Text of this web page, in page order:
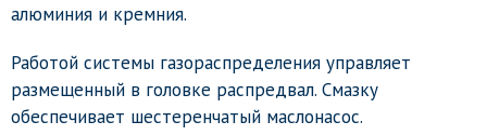
алюминия и кремния.
Работой системы газораспределения управляет
размещенный в головке распредвал. Смазку
обеспечивает шестеренчатый маслонасос.